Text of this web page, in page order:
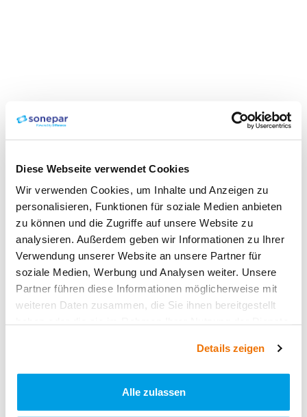
Diese Webseite verwendet Cookies
Wir verwenden Cookies, um Inhalte und Anzeigen zu
personalisieren, Funktionen für soziale Medien anbieten
zu können und die Zugriffe auf unsere Website zu
analysieren. Außerdem geben wir Informationen zu Ihrer
Verwendung unserer Website an unsere Partner für
soziale Medien, Werbung und Analysen weiter. Unsere
Partner führen diese Informationen möglicherweise mit
weiteren Daten zusammen, die Sie ihnen bereitgestellt
Details zeigen
Alle zulassen